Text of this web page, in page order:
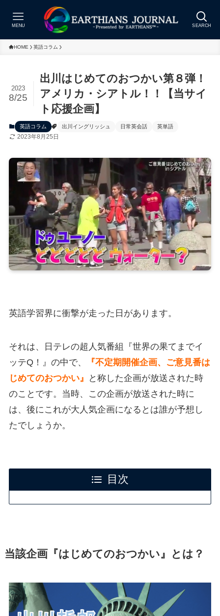
SEARCH
MENU
HOME 英語コラム
出川はじめてのおつかい第８弾！
アメリカ・シアトル！！【当サイ
ト応援企画】
2023
8/25
英語コラム 出川イングリッシュ 日常英会話 英単語
2023年8月25日
英語学習界に衝撃が走った日があります。
それは、日テレの超人気番組『世界の果てまでイ
ッテQ！』の中で、
『不定期開催企画、ご意見番は
じめてのおつかい』
と称した企画が放送された時
のことです。当時、この企画が放送された時に
は、後にこれが大人気企画になるとは誰が予想し
たでしょうか。
目次
当該企画『はじめてのおつかい』とは？